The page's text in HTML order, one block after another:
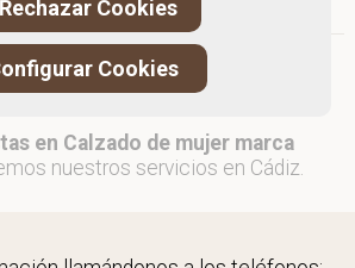
en Calzado de mujer marca
nuestros servicios en Cádiz.
Rechazar Cookies
Cookies